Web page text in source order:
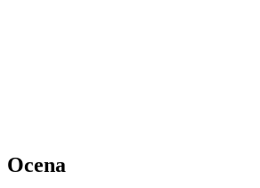
Ocena